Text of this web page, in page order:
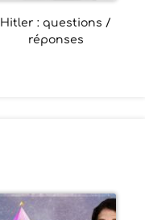
Hitler : questions /
réponses